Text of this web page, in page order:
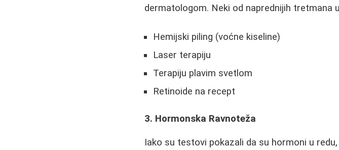
dermatologom. Neki od naprednijih tretmana
Hemijski piling (voćne kiseline)
Laser terapiju
Terapiju plavim svetlom
Retinoide na recept
3. Hormonska Ravnoteža
Iako su testovi pokazali da su hormoni u